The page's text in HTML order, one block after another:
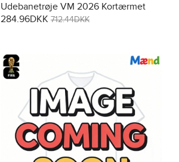
Udebanetrøje VM 2026 Kortærmet
284.96DKK 712.44DKK